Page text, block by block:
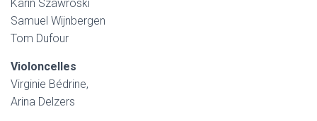
Karin Szawroski
Samuel Wijnbergen
Tom Dufour
Violoncelles
Virginie Bédrine,
Arina Delzers